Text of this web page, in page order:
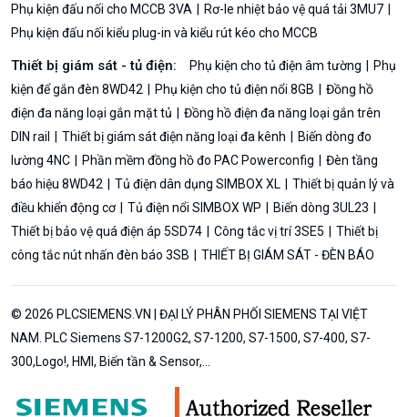
Phụ kiện đấu nối cho MCCB 3VA
Rơ-le nhiệt bảo vệ quá tải 3MU7
Phụ kiện đấu nối kiểu plug-in và kiểu rút kéo cho MCCB
Thiết bị giám sát - tủ điện: Phụ kiện cho tủ điện âm tường
Phụ
kiện để gắn đèn 8WD42
Phụ kiện cho tủ điện nổi 8GB
Đồng hồ
điện đa năng loại gắn mặt tủ
Đồng hồ điện đa năng loại gắn trên
DIN rail
Thiết bị giám sát điện năng loại đa kênh
Biến dòng đo
lường 4NC
Phần mềm đồng hồ đo PAC Powerconfig
Đèn tầng
báo hiệu 8WD42
Tủ điện dân dụng SIMBOX XL
Thiết bị quản lý và
điều khiển động cơ
Tủ điện nổi SIMBOX WP
Biến dòng 3UL23
Thiết bị bảo vệ quá điện áp 5SD74
Công tắc vị trí 3SE5
Thiết bị
công tắc nút nhấn đèn báo 3SB
THIẾT BỊ GIÁM SÁT - ĐÈN BÁO
© 2026 PLCSIEMENS.VN | ĐẠI LÝ PHÂN PHỐI SIEMENS TẠI VIỆT
NAM. PLC Siemens S7-1200G2, S7-1200, S7-1500, S7-400, S7-
300,Logo!, HMI, Biến tần & Sensor,...